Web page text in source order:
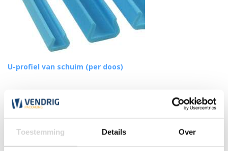
Toestemming Details Over
U-profiel van schuim (per doos)
(14)